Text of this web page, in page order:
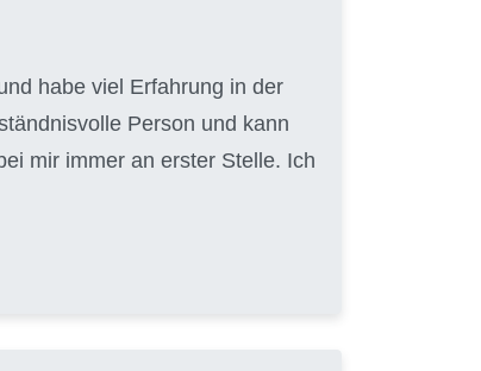
habe viel Erfahrung in der
Person und kann
mir immer an erster Stelle. Ich